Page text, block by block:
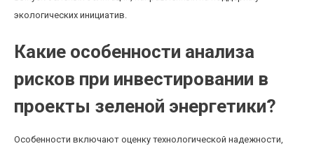
экологических инициатив.
Какие особенности анализа
рисков при инвестировании в
проекты зеленой энергетики?
Особенности включают оценку технологической надежности,